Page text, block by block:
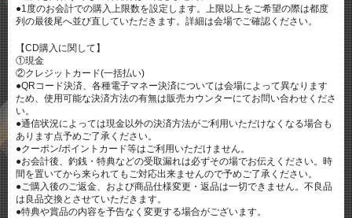
●1度のお会計での購入上限数を設定します。上限以上をご希望の際は都度
列の最後尾へ並び直していただきます。詳細は会場でご確認ください。
【CD購入に関して】
①現金
②クレジットカード(一括払い)
●QRコード決済、各種電子マネー決済については会場によって異なります
ため、使用可能な決済方法の有無は販売カウンターにてお問い合わせくださ
い。
●通信状況によっては現金以外の決済方法がご利用いただけなくなる場合も
あります点予めご了承ください。
●クーポン/ポイントカード等はご利用いただけません。
●お会計後、釣銭・特典などの受取漏れは必ずその場でお伝えください。時
間を置いてから来られてもご対応出来ませんので予めご了承ください。
●ご購入後のご返金、および商品仕様変更・返品は一切できません。不良品
は良品交換とさせていただきます。
●特典や賞品の内容を予告なく変更する場合がございます。